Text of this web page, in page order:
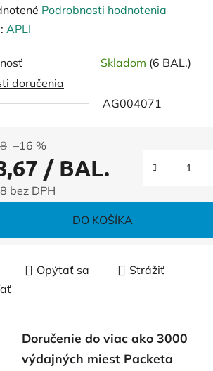
Podrobnosti hodnotenia
APLI
Skladom (6 BAL.)
doručenia
AG004071
–16 %
/ BAL.
bez DPH
DO KOŠÍKA
Opýtať sa
Strážiť
Doručenie do viac ako 3000
výdajných miest Packeta